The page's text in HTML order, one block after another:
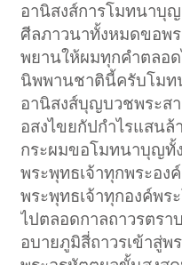
อานิสงส์การโมทนาบุ
ศีลภาวนาทั้งหมดขอพ
พยานให้ผมทุกคำตลอ
นิพพานชาตินี้ครับโม
อานิสงส์บุญบวชพระส
อสงไขยกัปกำไรแสน
กระผมขอโมทนาบุญ
พระพุทธเจ้าทุกพระอง
พระพุทธเจ้าทุกองค์พร
ไปตลอดกาลถาวรตร
อบายภูมิสี่ถาวรเข้าสู่